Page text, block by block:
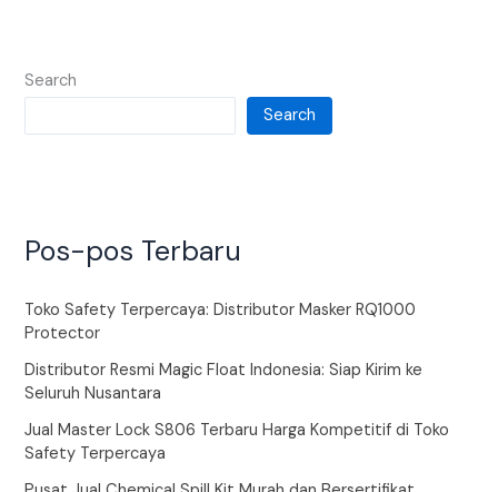
Search
Search
Pos-pos Terbaru
Toko Safety Terpercaya: Distributor Masker RQ1000
Protector
Distributor Resmi Magic Float Indonesia: Siap Kirim ke
Seluruh Nusantara
Jual Master Lock S806 Terbaru Harga Kompetitif di Toko
Safety Terpercaya